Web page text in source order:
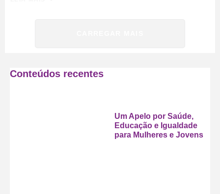
Conteúdos recentes
Um Apelo por Saúde,
Educação e Igualdade
para Mulheres e Jovens